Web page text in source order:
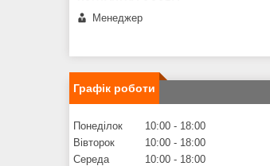
Менеджер
Графік роботи
Понеділок 10:00
18:00
Вівторок
10:00
18:00
Середа
10:00
18:00